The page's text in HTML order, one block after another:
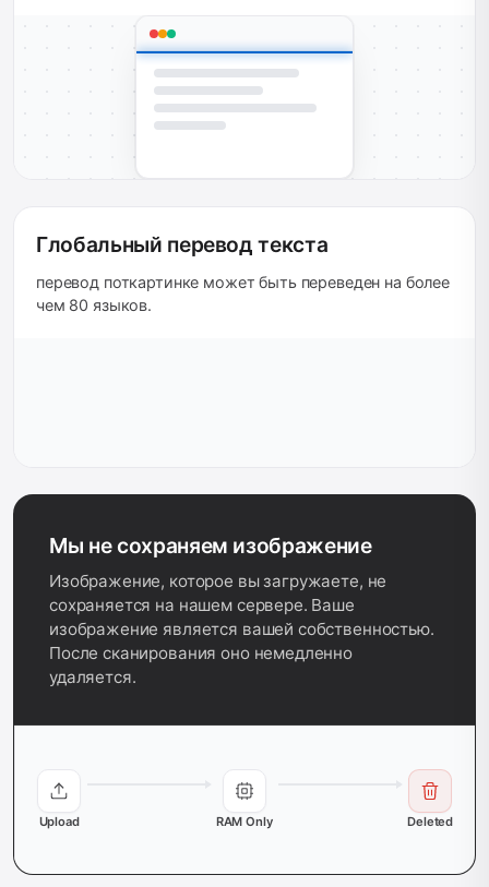
Глобальный перевод текста
перевод поткартинке может быть переведен на более
чем 80 языков.
Мы не сохраняем изображение
Изображение, которое вы загружаете, не
сохраняется на нашем сервере. Ваше
изображение является вашей собственностью.
После сканирования оно немедленно
удаляется.
Upload RAM Only Deleted